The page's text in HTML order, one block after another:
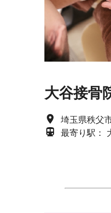
大谷接骨
place 埼玉県秩父
directions_subway 最寄り駅：